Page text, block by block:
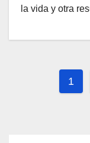
la vida y otra
1